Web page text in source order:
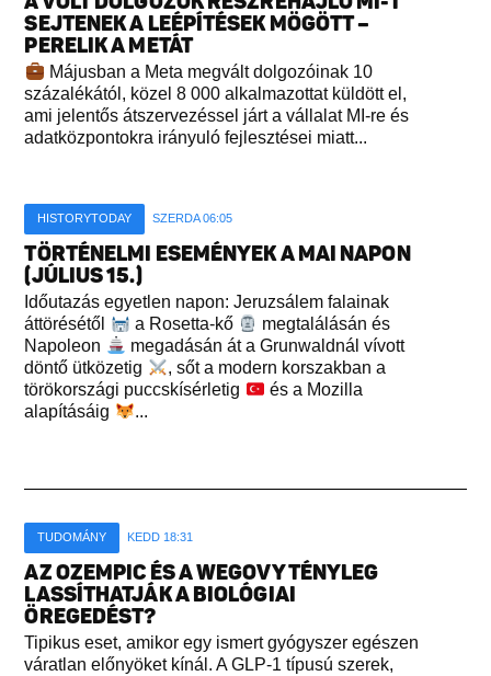
SEJTENEK A LEÉPÍTÉSEK MÖGÖTT –
PERELIK A METÁT
Májusban a Meta megvált dolgozóinak 10
százalékától, közel 8 000 alkalmazottat küldött el,
ami jelentős átszervezéssel járt a vállalat MI-re és
adatközpontokra irányuló fejlesztései miatt...
HISTORYTODAY SZERDA 06:05
TÖRTÉNELMI ESEMÉNYEK A MAI NAPON
(JÚLIUS 15.)
Időutazás egyetlen napon: Jeruzsálem falainak
áttörésétől
a Rosetta-kő
megtalálásán és
Napoleon
megadásán át a Grunwaldnál vívott
döntő ütközetig
, sőt a modern korszakban a
törökországi puccskísérletig
és a Mozilla
alapításáig
...
TUDOMÁNY KEDD 18:31
AZ OZEMPIC ÉS A WEGOVY TÉNYLEG
LASSÍTHATJÁK A BIOLÓGIAI
ÖREGEDÉST?
Tipikus eset, amikor egy ismert gyógyszer egészen
váratlan előnyöket kínál. A GLP-1 típusú szerek,